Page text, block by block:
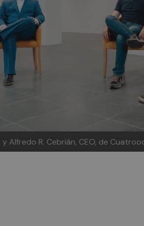
y Alfredo R. Cebrián, CEO, de